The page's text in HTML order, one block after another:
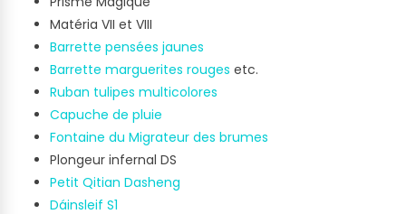
Matéria VII et VIII
Barrette pensées jaunes
Barrette marguerites rouges etc.
Ruban tulipes multicolores
Capuche de pluie
Fontaine du Migrateur des brumes
Plongeur infernal DS
Petit Qitian Dasheng
Dáinsleif S1